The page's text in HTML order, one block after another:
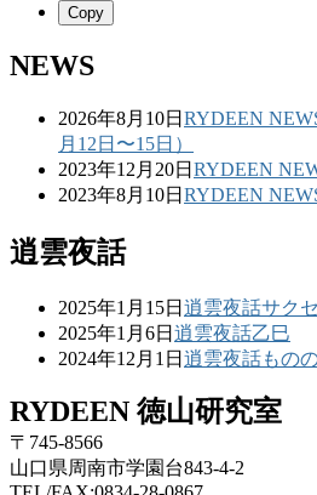
Copy
NEWS
2026年8月10日 RYDEEN
月12日〜15日）
2023年12月20日 RYDEEN
2023年8月10日 RYDEEN
逍雲夜話
2025年1月15日 逍雲夜話サク
2025年1月6日 逍雲夜話乙巳
2024年12月1日 逍雲夜話もの
RYDEEN 徳山研究室
〒745-8566
山口県周南市学園台843-4-2